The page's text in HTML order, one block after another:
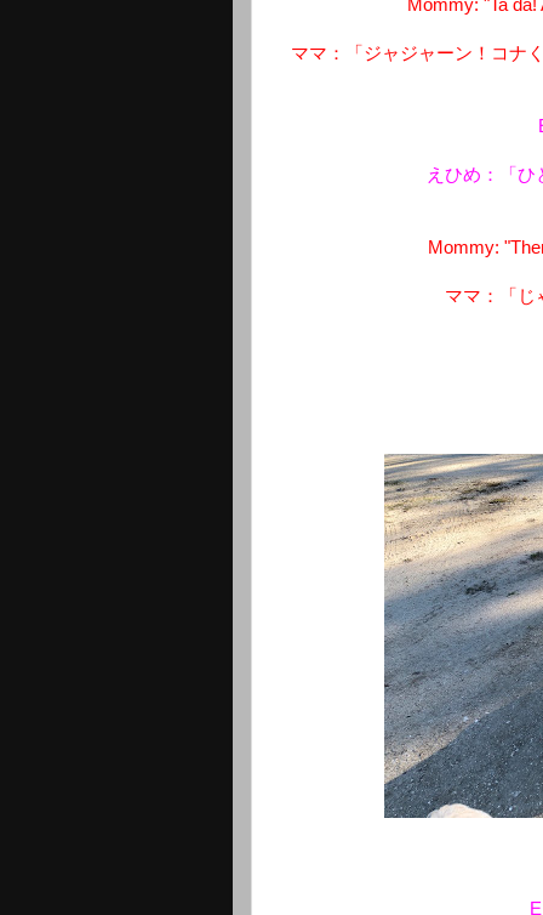
Mommy: "Ta
ママ：「ジャジャーン！コナ
えひめ：「ひ
Mommy:
ママ：「